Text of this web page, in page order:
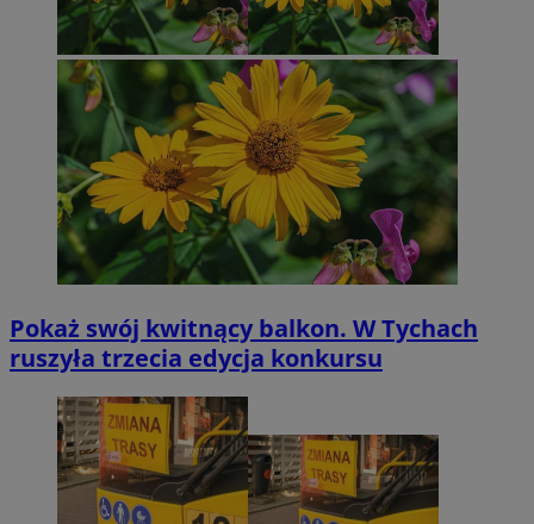
Pokaż swój kwitnący balkon. W Tychach
ruszyła trzecia edycja konkursu